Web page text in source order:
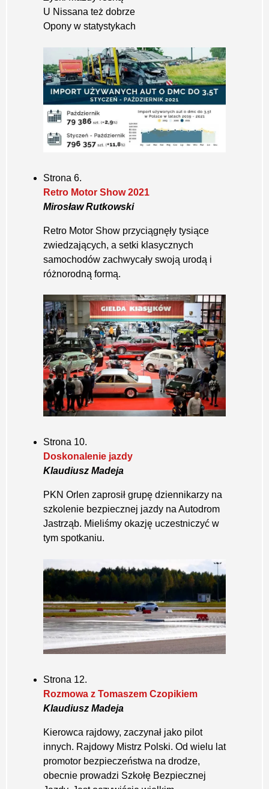
U Nissana też dobrze
Opony w statystykach
Strona 6.
Retro Motor Show 2021
Mirosław Rutkowski
Retro Motor Show przyciągnęły tysiące
zwiedzających, a setki klasycznych
samochodów zachwycały swoją urodą i
różnorodną formą.
Strona 10.
Doskonalenie jazdy
Klaudiusz Madeja
PKN Orlen zaprosił grupę dziennikarzy na
szkolenie bezpiecznej jazdy na Autodrom
Jastrząb. Mieliśmy okazję uczestniczyć w
tym spotkaniu.
Strona 12.
Rozmowa z Tomaszem Czopikiem
Klaudiusz Madeja
Kierowca rajdowy, zaczynał jako pilot
innych. Rajdowy Mistrz Polski. Od wielu lat
promotor bezpieczeństwa na drodze,
obecnie prowadzi Szkołę Bezpiecznej